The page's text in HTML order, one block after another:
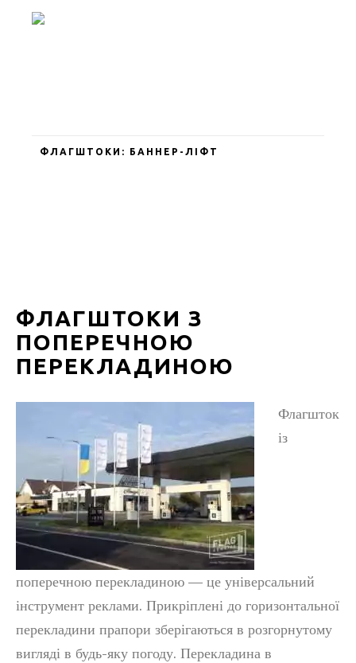
ФЛАГШТОКИ: БАННЕР-ЛІФТ
ФЛАГШТОКИ З
ПОПЕРЕЧНОЮ
ПЕРЕКЛАДИНОЮ
Флагшток
із
поперечною перекладиною — це універсальний
інструмент реклами. Прикріплені до горизонтальної
перекладини прапори зберігаються в розгорнутому
вигляді в будь-яку погоду. Перекладина в